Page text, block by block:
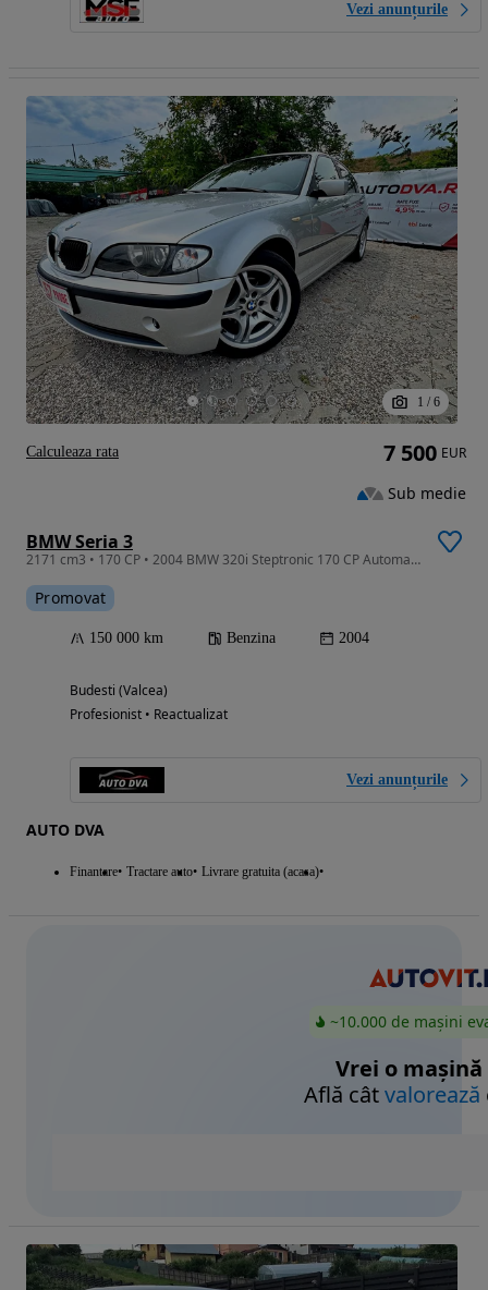
Vezi anunțurile
1 / 6
BMW Seria 3
2171 cm3 • 170 CP • 2004 BMW 320i Steptronic 170 CP Automată Xenon
Promovat
150 000 km Benzina 2004
Budesti (Valcea)
Profesionist • Reactualizat
Vezi anunțurile
AUTO DVA
Finantare Tractare auto Livrare gratuita (acasa)
7 500 EUR
Sub medie
Calculeaza rata
~10.000 de mașini
Vrei o mașină
Află câtvalorează